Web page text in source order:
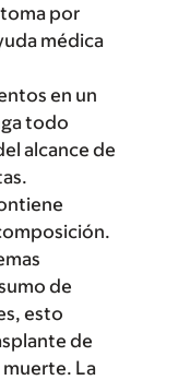
por
médica
en un
todo
alcance de
de
esto
de
muerte. La